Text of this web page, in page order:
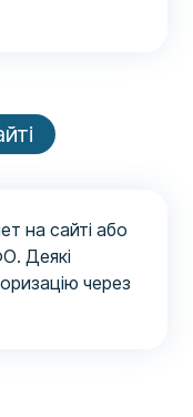
на сайті або
Деякі
через